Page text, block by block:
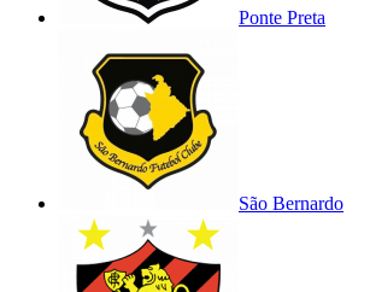
Ponte Preta
São Bernardo